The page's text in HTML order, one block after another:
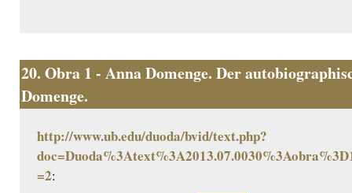
20. Obra 1 - Anna Domenge. Der
Domenge.
http://www.ub.edu/duoda/bvid/text.php?
=2: